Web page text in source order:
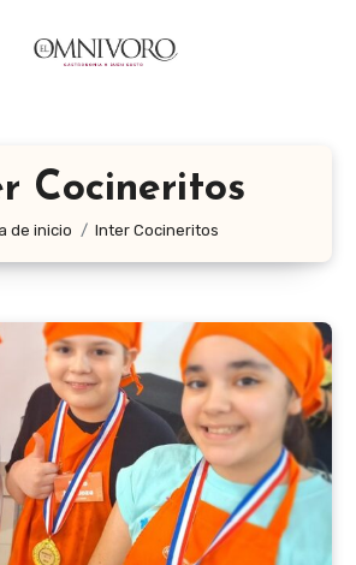
Cocineritos
de inicio Inter Cocineritos